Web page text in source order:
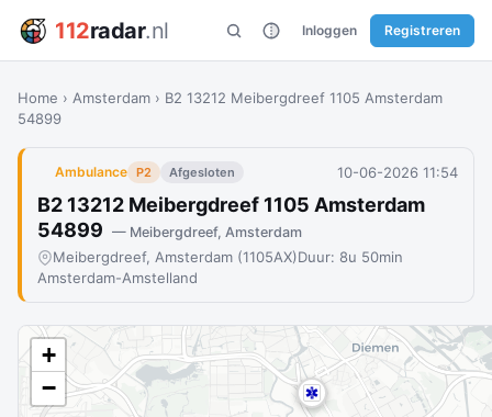
112radar.nl Inloggen Registreren
Home › Amsterdam › B2 13212 Meibergdreef 1105 Amsterdam
54899
Ambulance P2 Afgesloten 10-06-2026 11:54
B2 13212 Meibergdreef 1105 Amsterdam
54899 — Meibergdreef, Amsterdam
Meibergdreef, Amsterdam (1105AX)Duur: 8u 50min
Amsterdam-Amstelland
+
−